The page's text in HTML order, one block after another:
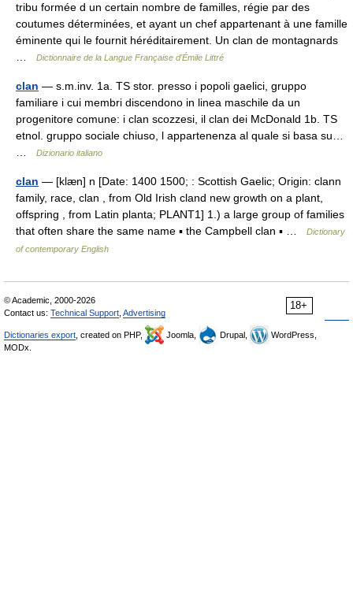
tribu formée d un certain nombre de familles, régie par des
coutumes déterminées, et ayant un chef appartenant à une famille
éminente qui le fournit héréditairement. Un clan de montagnards
Dictionnaire de la Langue Française d'Émile Littré
clan — s.m.inv. 1a. TS stor. presso i popoli gaelici, gruppo
familiare i cui membri discendono in linea maschile da un
progenitore comune: i clan scozzesi, il clan dei McDonald 1b. TS
etnol. gruppo sociale chiuso, l appartenenza al quale si basa su…
Dizionario italiano
clan — [klæn] n [Date: 1400 1500; : Scottish Gaelic; Origin: clann
family, race, clan , from Old Irish cland new growth on a plant,
offspring , from Latin planta; PLANT1] 1.) a large group of families
that often share the same name ▪ the Campbell clan ▪ …
Dictionary
of contemporary English
18+
© Academic, 2000-2026
Contact us: Technical Support Advertising
Dictionaries export , created on PHP, Joomla, Drupal,
WordPress,
MODx.